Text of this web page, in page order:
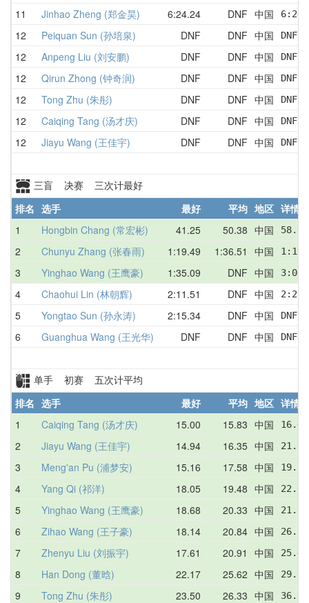
11 Jinhao Zheng (郑金昊) 6:24.24 DNF 中国
12 Peiquan Sun (孙培泉) DNF DNF 中国
12 Anpeng Liu (刘安鹏) DNF DNF 中国
12 Qirun Zhong (钟奇润) DNF DNF 中国
12 Tong Zhu (朱彤) DNF DNF 中国
12 Caiqing Tang (汤才庆) DNF DNF 中国
12 Jiayu Wang (王佳宇) DNF DNF 中国
三盲 决赛 三次计最好
排名 选手 最好 平均 地区 详情
1
Hongbin Chang (常宏彬) 41.25 50.38 中国
2 Chunyu Zhang (张春雨) 1:19.49 1:36.51 中国
3 Yinghao Wang (王鹰豪) 1:35.09 DNF 中国
4 Chaohui Lin (林朝辉) 2:11.51 DNF 中国
5 Yongtao Sun (孙永涛) 2:15.34 DNF 中国
6 Guanghua Wang (王光华) DNF DNF 中国
单手 初赛 五次计平均
排名 选手 最好 平均 地区 详情
1
Caiqing Tang (汤才庆) 15.00 15.83 中国
2 Jiayu Wang (王佳宇) 14.94 16.35 中国
3 Meng'an Pu (浦梦安) 15.16 17.58 中国
4 Yang Qi (祁洋) 18.05 19.48 中国
5 Yinghao Wang (王鹰豪) 18.68 20.33 中国
6 Zihao Wang (王子豪) 18.14 20.84 中国
7 Zhenyu Liu (刘振宇) 17.61 20.91 中国
8 Han Dong (董晗) 22.17 25.62 中国
9 Tong Zhu (朱彤) 23.50 26.33 中国